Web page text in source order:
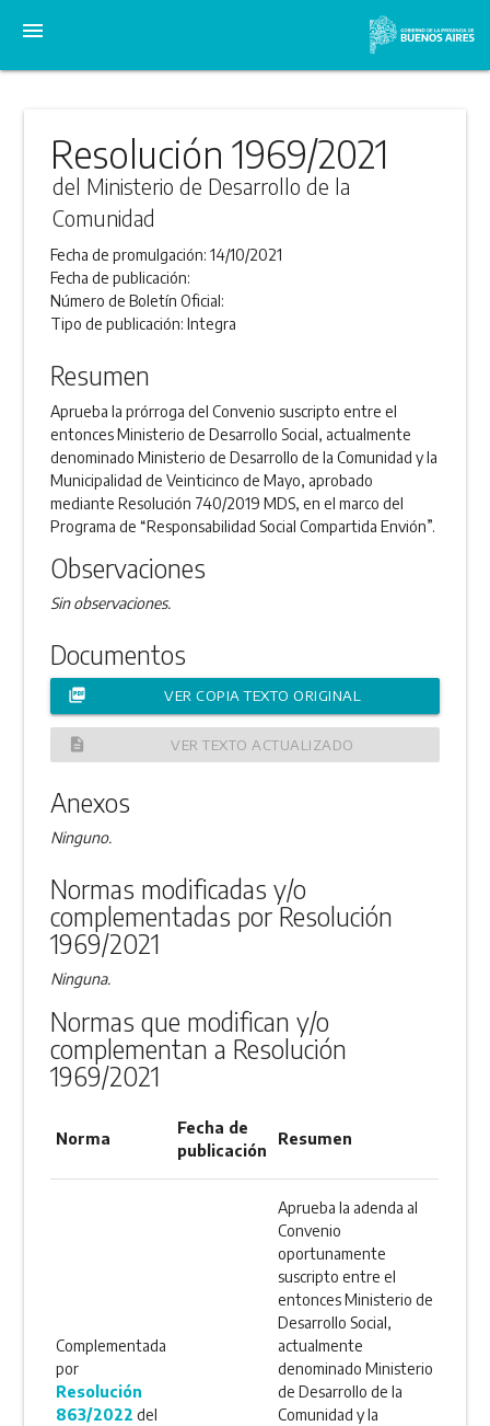
menu
Resolución 1969/2021
del Ministerio de Desarrollo de la
Comunidad
Fecha de promulgación:14/10/2021
Fecha de publicación:
Número de Boletín Oficial:
Tipo de publicación:Integra
Resumen
Aprueba la prórroga del Convenio suscripto entre el
entonces Ministerio de Desarrollo Social, actualmente
denominado Ministerio de Desarrollo de la Comunidad y la
Municipalidad de Veinticinco de Mayo, aprobado
mediante Resolución 740/2019 MDS, en el marco del
Programa de “Responsabilidad Social Compartida Envión”.
Observaciones
Sin observaciones.
Documentos
picture_as_pdf VER COPIA TEXTO ORIGINAL
description VER TEXTO ACTUALIZADO
Anexos
Ninguno.
Normas modificadas y/o
complementadas por Resolución
1969/2021
Ninguna.
Normas que modifican y/o
complementan a Resolución
1969/2021
Norma
Fecha de
publicación
Resumen
Complementada
por
Resolución
863/2022 del
Aprueba la adenda al
Convenio
oportunamente
suscripto entre el
entonces Ministerio de
Desarrollo Social,
actualmente
denominado Ministerio
de Desarrollo de la
Comunidad y la